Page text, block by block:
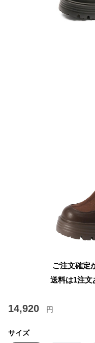
ご注文確定
送料は1注文
14,920 円
サイズ